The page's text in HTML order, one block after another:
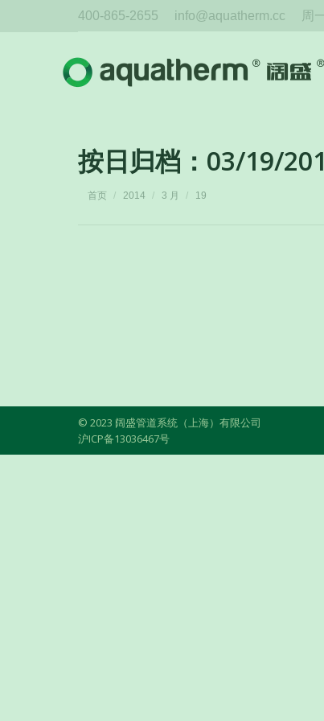
400-865-2655 info@aquatherm.cc 周
按日归档： 03/19/
您在这里：
首页 2014 3 月 19
© 2023 阔盛管道系统（上海）有限公司
沪ICP备13036467号